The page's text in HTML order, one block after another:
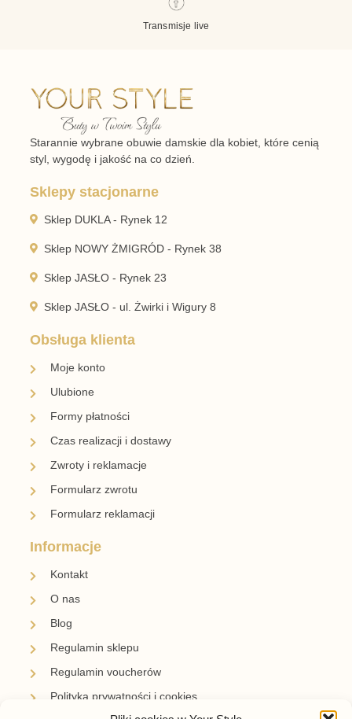
Transmisje live
Starannie wybrane obuwie damskie dla kobiet, które cenią
styl, wygodę i jakość na co dzień.
Sklepy stacjonarne
Sklep DUKLA - Rynek 12
Sklep NOWY ŻMIGRÓD - Rynek 38
Sklep JASŁO - Rynek 23
Sklep JASŁO - ul. Żwirki i Wigury 8
Obsługa klienta
Moje konto
Ulubione
Formy płatności
Czas realizacji i dostawy
Zwroty i reklamacje
Formularz zwrotu
Formularz reklamacji
Informacje
Kontakt
O nas
Blog
Regulamin sklepu
Regulamin voucherów
Polityka prywatności i cookies